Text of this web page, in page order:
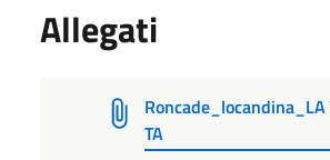
Allegati
Roncade_locandina_LA
TA